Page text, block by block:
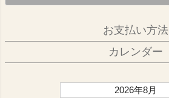
お支払い方法
カレンダー
2026年8月